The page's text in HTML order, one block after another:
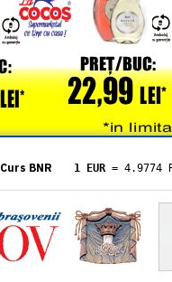
Curs BNR 1 EUR = 4.9774
= 5.8304
1 XAU= 464.4611
1 AED= 1.1933
1 AUD= 2.7957
1 BGN= 2.5449